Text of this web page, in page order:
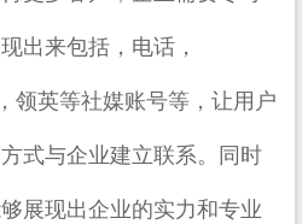
出来包括，电话，
领英等社媒账号等，让用户
式与企业建立联系。同时
展现出企业的实力和专业